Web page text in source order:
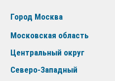
Город Москва
Московская область
Центральный округ
Северо-Западный